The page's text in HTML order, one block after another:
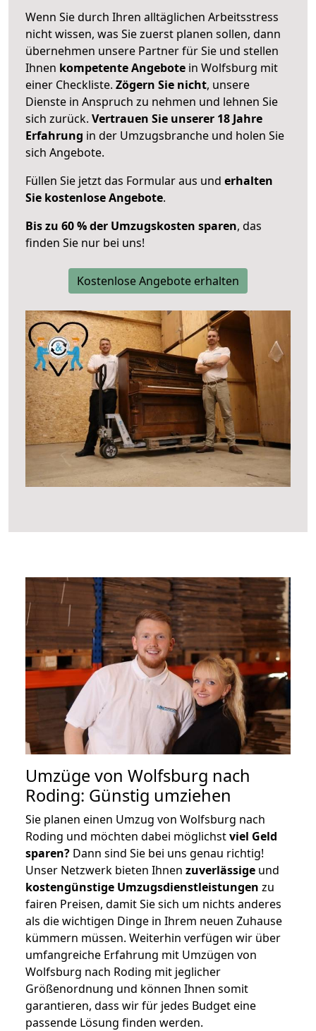
Wenn Sie durch Ihren alltäglichen Arbeitsstress
nicht wissen, was Sie zuerst planen sollen, dann
übernehmen unsere Partner für Sie und stellen
Ihnen kompetente Angebote in Wolfsburg mit
einer Checkliste. Zögern Sie nicht, unsere
Dienste in Anspruch zu nehmen und lehnen Sie
sich zurück. Vertrauen Sie unserer 18 Jahre
Erfahrung in der Umzugsbranche und holen Sie
sich Angebote.
Füllen Sie jetzt das Formular aus und erhalten
Sie kostenlose Angebote.
Bis zu 60 % der Umzugskosten sparen, das
finden Sie nur bei uns!
Kostenlose Angebote erhalten
Umzüge von Wolfsburg nach
Roding: Günstig umziehen
Sie planen einen Umzug von Wolfsburg nach
Roding und möchten dabei möglichstviel Geld
sparen? Dann sind Sie bei uns genau richtig!
Unser Netzwerk bieten Ihnen zuverlässige und
kostengünstige Umzugsdienstleistungen zu
fairen Preisen, damit Sie sich um nichts anderes
als die wichtigen Dinge in Ihrem neuen Zuhause
kümmern müssen. Weiterhin verfügen wir über
umfangreiche Erfahrung mit Umzügen von
Wolfsburg nach Roding mit jeglicher
Größenordnung und können Ihnen somit
garantieren, dass wir für jedes Budget eine
passende Lösung finden werden.